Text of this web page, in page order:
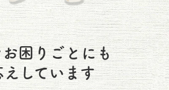
困りごとにも
しています